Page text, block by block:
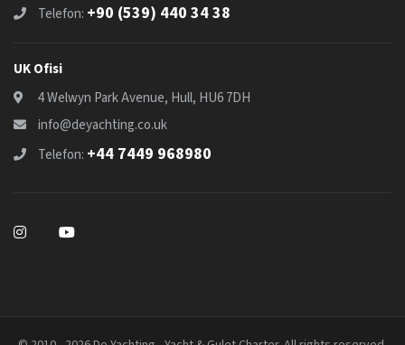
Telefon: +90 (539) 440 34 38
UK Ofisi
4 Welwyn Park Avenue, Hull, HU6 7DH
info@deyachting.co.uk
Telefon: +44 7449 968980